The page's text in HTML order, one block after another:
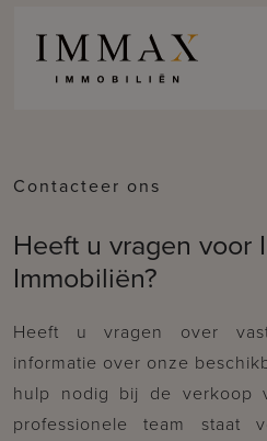
Contacteer ons
Heeft u vragen voor
Immobiliën?
Heeft u vragen over
informatie over onze
hulp nodig bij de verkoop
professionele team